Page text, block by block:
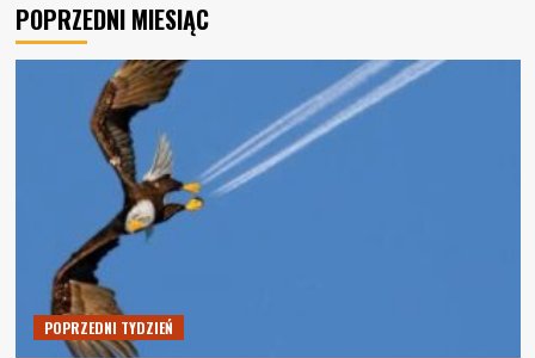
DZIEŃ PO DNIU
DZIEŃ PO DNIU
12.07. Popisowa Ukraina
paralele
POPRZEDNI MIESIĄC
POPRZEDNI TYDZIEŃ